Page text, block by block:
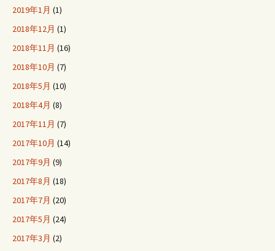
2019年1月 (1)
2018年12月 (1)
2018年11月 (16)
2018年10月 (7)
2018年5月 (10)
2018年4月 (8)
2017年11月 (7)
2017年10月 (14)
2017年9月 (9)
2017年8月 (18)
2017年7月 (20)
2017年5月 (24)
2017年3月 (2)